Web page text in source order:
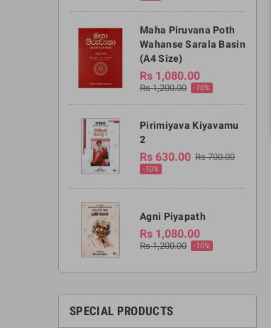
Maha Piruvana Poth
Wahanse Sarala Basin
(A4 Size)
Rs 1,080.00
Rs 1,200.00 -10%
Pirimiyava Kiyavamu
2
Rs 630.00 Rs 700.00
-10%
Agni Piyapath
Rs 1,080.00
Rs 1,200.00 -10%
SPECIAL PRODUCTS